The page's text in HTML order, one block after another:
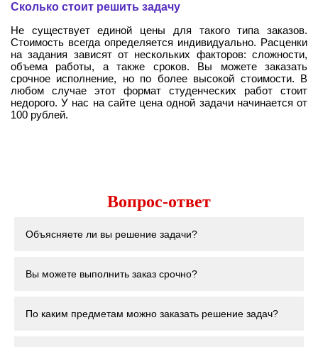
Сколько стоит решить задачу
Не существует единой цены для такого типа заказов.
Стоимость всегда определяется индивидуально. Расценки
на задания зависят от нескольких факторов: сложности,
объема работы, а также сроков. Вы можете заказать
срочное исполнение, но по более высокой стоимости. В
любом случае этот формат студенческих работ стоит
недорого. У нас на сайте цена одной задачи начинается от
100 рублей.
Вопрос-ответ
Объясняете ли вы решение задачи?
Вы можете выполнить заказ срочно?
По каким предметам можно заказать решение задач?